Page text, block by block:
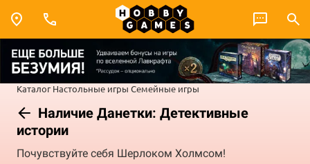
Каталог Настольные игры Семейные игры
Наличие Данетки: Детективные
истории
Почувствуйте себя Шерлоком Холмсом!